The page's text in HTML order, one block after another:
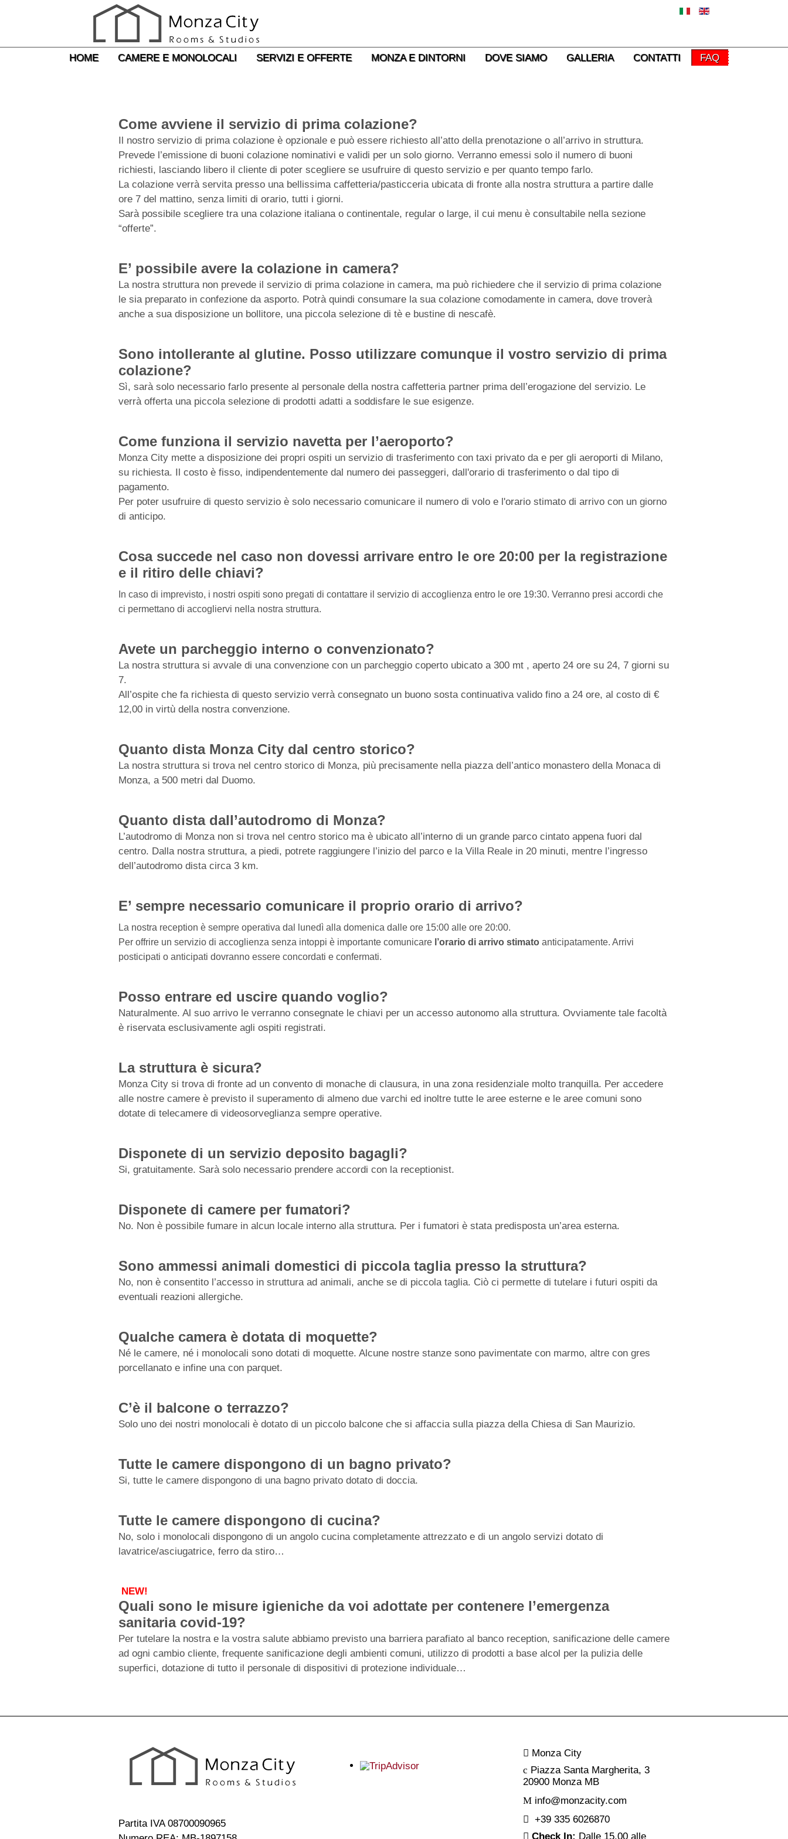
HOME CAMERE E MONOLOCALI SERVIZI E OFFERTE MONZA E DINTORNI DOVE SIAMO GALLERIA CONTATTI FAQ
Monza City Piazza Santa Margherita, 3 20900 Monza MB
Come avviene il servizio di prima colazione?
Il nostro servizio di prima colazione è opzionale e può essere richiesto all’atto della prenotazione o all’arrivo in struttura.
Prevede l’emissione di buoni colazione nominativi e validi per un solo giorno. Verranno emessi solo il numero di buoni
richiesti, lasciando libero il cliente di poter scegliere se usufruire di questo servizio e per quanto tempo farlo.
La colazione verrà servita presso una bellissima caffetteria/pasticceria ubicata di fronte alla nostra struttura a partire dalle
ore 7 del mattino, senza limiti di orario, tutti i giorni.
Sarà possibile scegliere tra una colazione italiana o continentale, regular o large, il cui menu è consultabile nella sezione
“offerte”.
E’ possibile avere la colazione in camera?
La nostra struttura non prevede il servizio di prima colazione in camera, ma può richiedere che il servizio di prima colazione
le sia preparato in confezione da asporto. Potrà quindi consumare la sua colazione comodamente in camera, dove troverà
anche a sua disposizione un bollitore, una piccola selezione di tè e bustine di nescafè.
Sono intollerante al glutine. Posso utilizzare comunque il vostro servizio di prima
colazione?
Sì, sarà solo necessario farlo presente al personale della nostra caffetteria partner prima dell’erogazione del servizio. Le
verrà offerta una piccola selezione di prodotti adatti a soddisfare le sue esigenze.
Come funziona il servizio navetta per l’aeroporto?
Monza City mette a disposizione dei propri ospiti un servizio di trasferimento con taxi privato da e per gli aeroporti di Milano,
su richiesta. Il costo è fisso, indipendentemente dal numero dei passeggeri, dall'orario di trasferimento o dal tipo di
pagamento.
Per poter usufruire di questo servizio è solo necessario comunicare il numero di volo e l'orario stimato di arrivo con un giorno
di anticipo.
Cosa succede nel caso non dovessi arrivare entro le ore 20:00 per la registrazione
e il ritiro delle chiavi?
In caso di imprevisto, i nostri ospiti sono pregati di contattare il servizio di accoglienza entro le ore 19:30. Verranno presi accordi che
ci permettano di accogliervi nella nostra struttura.
Avete un parcheggio interno o convenzionato?
La nostra struttura si avvale di una convenzione con un parcheggio coperto ubicato a 300 mt , aperto 24 ore su 24, 7 giorni su
7.
All’ospite che fa richiesta di questo servizio verrà consegnato un buono sosta continuativa valido fino a 24 ore, al costo di €
12,00 in virtù della nostra convenzione.
Quanto dista Monza City dal centro storico?
La nostra struttura si trova nel centro storico di Monza, più precisamente nella piazza dell’antico monastero della Monaca di
Monza, a 500 metri dal Duomo.
Quanto dista dall’autodromo di Monza?
L’autodromo di Monza non si trova nel centro storico ma è ubicato all’interno di un grande parco cintato appena fuori dal
centro. Dalla nostra struttura, a piedi, potrete raggiungere l’inizio del parco e la Villa Reale in 20 minuti, mentre l’ingresso
dell’autodromo dista circa 3 km.
E’ sempre necessario comunicare il proprio orario di arrivo?
La nostra reception è sempre operativa dal lunedì alla domenica dalle ore 15:00 alle ore 20:00.
Per offrire un servizio di accoglienza senza intoppi è importante comunicare l’orario di arrivo stimato anticipatamente. Arrivi
posticipati o anticipati dovranno essere concordati e confermati.
Posso entrare ed uscire quando voglio?
Naturalmente. Al suo arrivo le verranno consegnate le chiavi per un accesso autonomo alla struttura. Ovviamente tale facoltà
è riservata esclusivamente agli ospiti registrati.
La struttura è sicura?
Monza City si trova di fronte ad un convento di monache di clausura, in una zona residenziale molto tranquilla. Per accedere
alle nostre camere è previsto il superamento di almeno due varchi ed inoltre tutte le aree esterne e le aree comuni sono
dotate di telecamere di videosorveglianza sempre operative.
Disponete di un servizio deposito bagagli?
Si, gratuitamente. Sarà solo necessario prendere accordi con la receptionist.
Disponete di camere per fumatori?
No. Non è possibile fumare in alcun locale interno alla struttura. Per i fumatori è stata predisposta un’area esterna.
Sono ammessi animali domestici di piccola taglia presso la struttura?
No, non è consentito l’accesso in struttura ad animali, anche se di piccola taglia. Ciò ci permette di tutelare i futuri ospiti da
eventuali reazioni allergiche.
Qualche camera è dotata di moquette?
Né le camere, né i monolocali sono dotati di moquette. Alcune nostre stanze sono pavimentate con marmo, altre con gres
porcellanato e infine una con parquet.
C’è il balcone o terrazzo?
Solo uno dei nostri monolocali è dotato di un piccolo balcone che si affaccia sulla piazza della Chiesa di San Maurizio.
Tutte le camere dispongono di un bagno privato?
Si, tutte le camere dispongono di una bagno privato dotato di doccia.
Tutte le camere dispongono di cucina?
No, solo i monolocali dispongono di un angolo cucina completamente attrezzato e di un angolo servizi dotato di
lavatrice/asciugatrice, ferro da stiro…
NEW!
Quali sono le misure igieniche da voi adottate per contenere l’emergenza
sanitaria covid-19?
Per tutelare la nostra e la vostra salute abbiamo previsto una barriera parafiato al banco reception, sanificazione delle camere
ad ogni cambio cliente, frequente sanificazione degli ambienti comuni, utilizzo di prodotti a base alcol per la pulizia delle
superfici, dotazione di tutto il personale di dispositivi di protezione individuale…
Partita IVA 08700090965
Monza City
Piazza Santa Margherita, 3
20900 Monza MB
info@monzacity.com
+39 335 6026870
Check In: Dalle 15.00 alle